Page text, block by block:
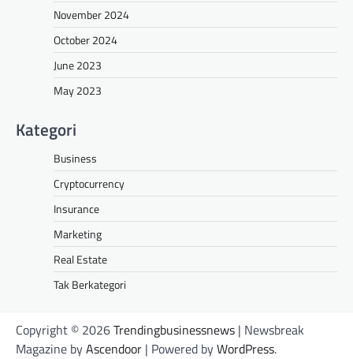
November 2024
October 2024
June 2023
May 2023
Kategori
Business
Cryptocurrency
Insurance
Marketing
Real Estate
Tak Berkategori
Copyright © 2026Trendingbusinessnews | Newsbreak
Magazine byAscendoor | Powered byWordPress.